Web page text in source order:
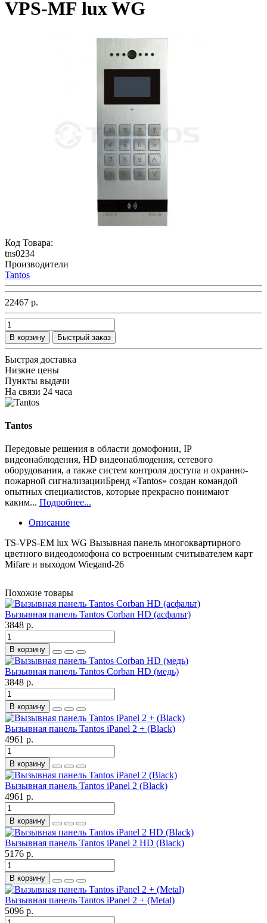
VPS-MF lux WG
Код Товара:
tns0234
Производители
Tantos
22467 р.
В корзину Быстрый заказ
Быстрая доставка
Низкие цены
Пункты выдачи
На связи 24 часа
Tantos
Передовые решения в области домофонии, IP
видеонаблюдения, HD видеонаблюдения, сетевого
оборудования, а также систем контроля доступа и охранно-
пожарной сигнализацииБренд «Tantos» создан командой
опытных специалистов, которые прекрасно понимают
каким... Подробнее...
Описание
TS-VPS-EM lux WG Вызывная панель многоквартирного
цветного видеодомофона со встроенным считывателем карт
Mifare и выходом Wiegand-26
Похожие товары
Вызывная панель Tantos Corban HD (асфальт)
3848 р.
В корзину
Вызывная панель Tantos Corban HD (медь)
3848 р.
В корзину
Вызывная панель Tantos iPanel 2 + (Black)
4961 р.
В корзину
Вызывная панель Tantos iPanel 2 (Black)
4961 р.
В корзину
Вызывная панель Tantos iPanel 2 HD (Black)
5176 р.
В корзину
Вызывная панель Tantos iPanel 2 + (Metal)
5096 р.